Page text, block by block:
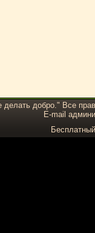
добро." Все
E-mail